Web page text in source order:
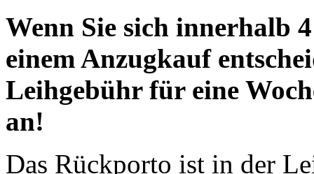
Wenn Sie sich innerhalb
einem Anzugkauf
Leihgebühr für eine
an!
Das Rückporto ist in der